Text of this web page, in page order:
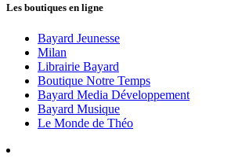
Les boutiques en ligne
Bayard Jeunesse
Milan
Librairie Bayard
Boutique Notre Temps
Bayard Media Développement
Bayard Musique
Le Monde de Théo